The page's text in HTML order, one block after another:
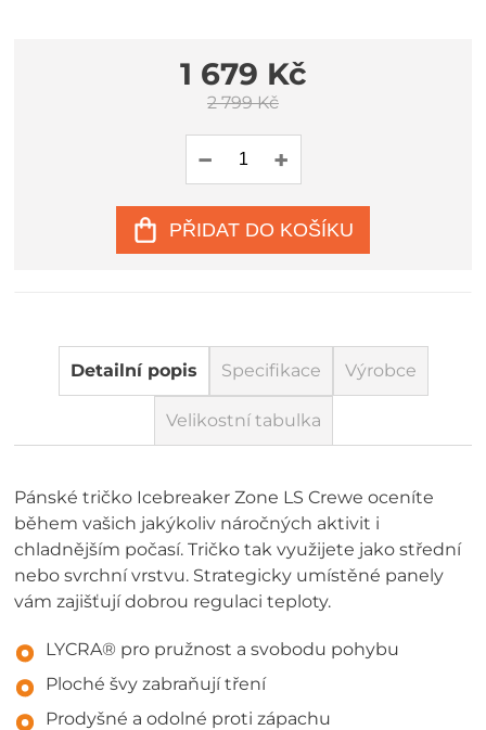
1 679 Kč
2 799 Kč
PŘIDAT DO KOŠÍKU
Detailní popis Specifikace Výrobce
Velikostní tabulka
Pánské tričko Icebreaker Zone LS Crewe oceníte
během vašich jakýkoliv náročných aktivit i
chladnějším počasí. Tričko tak využijete jako střední
nebo svrchní vrstvu. Strategicky umístěné panely
vám zajišťují dobrou regulaci teploty.
LYCRA® pro pružnost a svobodu pohybu
Ploché švy zabraňují tření
Prodyšné a odolné proti zápachu